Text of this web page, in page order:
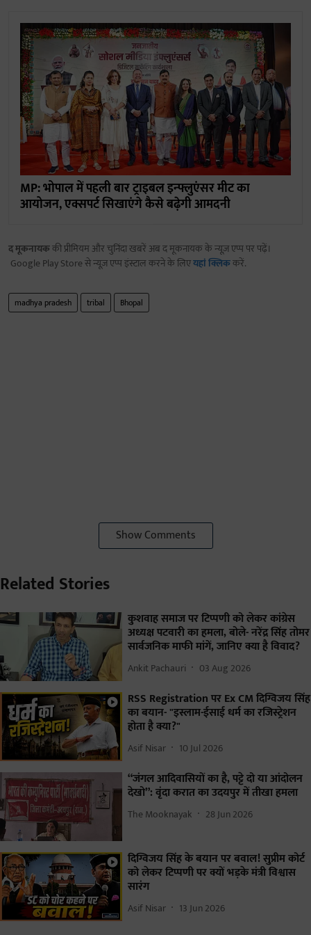
MP: भोपाल में पहली बार ट्राइबल इन्फ्लुएंसर मीट का
आयोजन, एक्सपर्ट सिखाएंगे कैसे बढ़ेगी आमदनी
द मूकनायककी प्रीमियम और चुनिंदा खबरें अब द मूकनायक के न्यूज़ एप्प पर पढ़ें।
Google Play Store से न्यूज़ एप्प इंस्टाल करने के लिएयहां क्लिककरें.
madhya pradesh tribal Bhopal
Show Comments
Related Stories
कुशवाह समाज पर टिप्पणी को लेकर कांग्रेस
अध्यक्ष पटवारी का हमला, बोले- नरेंद्र सिंह तोमर
सार्वजनिक माफी मांगें, जानिए क्या है विवाद?
Ankit Pachauri 03 Aug 2026
RSS Registration पर Ex CM दिग्विजय सिंह
का बयान- "इस्लाम-ईसाई धर्म का रजिस्ट्रेशन
होता है क्या?"
Asif Nisar 10 Jul 2026
“जंगल आदिवासियों का है, पट्टे दो या आंदोलन
देखो”: वृंदा करात का उदयपुर में तीखा हमला
The Mooknayak 28 Jun 2026
दिग्विजय सिंह के बयान पर बवाल! सुप्रीम कोर्ट
को लेकर टिप्पणी पर क्यों भड़के मंत्री विश्वास
सारंग
Asif Nisar 13 Jun 2026